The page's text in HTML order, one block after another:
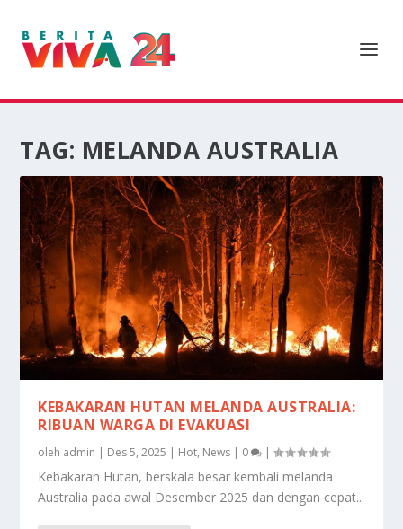
TAG: MELANDA AUSTRALIA
KEBAKARAN HUTAN MELANDA AUSTRALIA:
RIBUAN WARGA DI EVAKUASI
oleh admin | Des 5, 2025 | Hot, News | 0 |
Kebakaran Hutan, berskala besar kembali melanda
Australia pada awal Desember 2025 dan dengan cepat...